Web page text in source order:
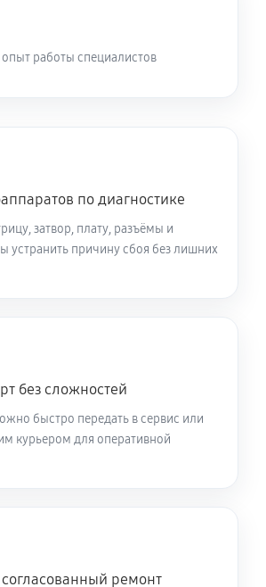
Canon EOS 650D
фотоаппарата Canon EOS 650D
фотоаппарата Canon EOS
60 минут
работы специалистов
по диагностике
затвор, плату, разъёмы и
устранить причину сбоя без лишних
без сложностей
быстро передать в сервис или
курьером для оперативной
ремонт